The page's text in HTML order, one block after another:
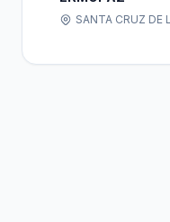
SANTA CRUZ DE